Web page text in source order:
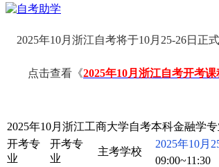
2025年10月浙江自考将于10月25-26日正
点击查看《2025年10月浙江自考开考
2025年10月 浙江工商大学自考本科金融学
开考专
业
开考专
业
主考学校
2025年10月
09:00~11:30